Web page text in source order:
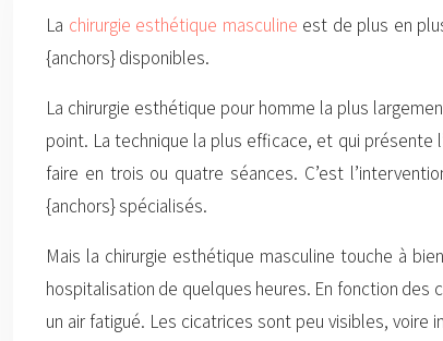
La chirurgie esthétique masculine est de plus en
{anchors} disponibles.
La chirurgie esthétique pour homme la plus
point. La technique la plus efficace, et qui présente
faire en trois ou quatre séances. C’est
{anchors} spécialisés.
Mais la chirurgie esthétique masculine touche à
hospitalisation de quelques heures. En fonction des
un air fatigué. Les cicatrices sont peu visibles,